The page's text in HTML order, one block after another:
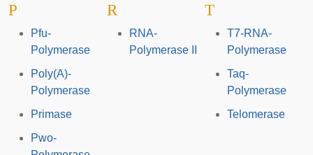
P
Pfu-
Polymerase
Poly(A)-
Polymerase
Primase
Pwo-
R
RNA-
Polymerase II
T
T7-RNA-
Polymerase
Taq-
Polymerase
Telomerase